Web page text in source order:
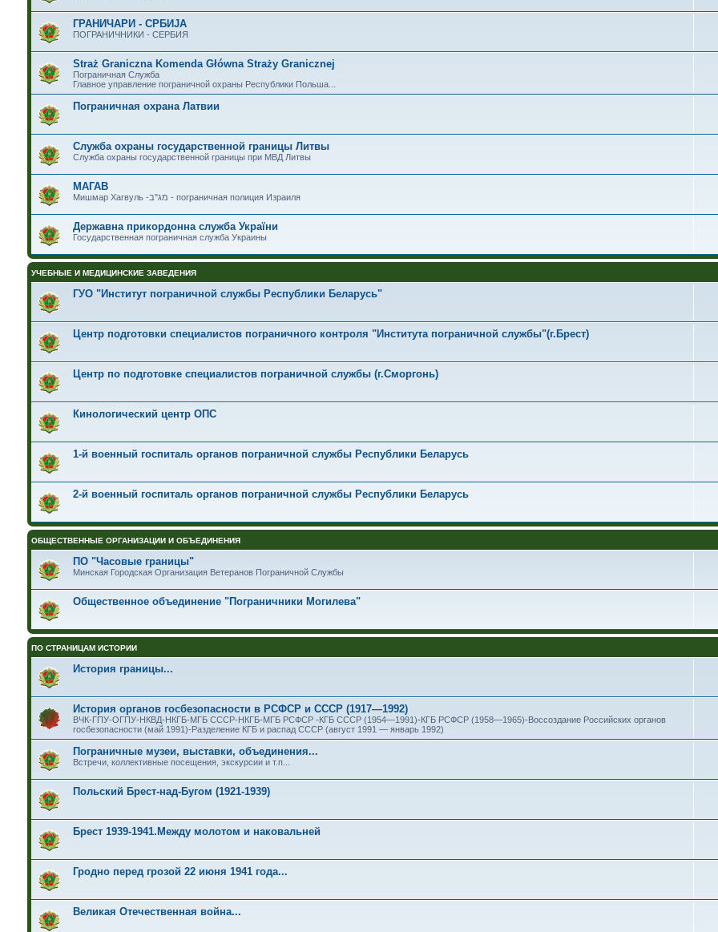
ГРАНИЧАРИ - СРБИЈА
ПОГРАНИЧНИКИ - СЕРБИЯ
Straż Graniczna Komenda Główna Straży Granicznej
Пограничная Служба
Главное управление пограничной охраны Республики Польша...
Пограничная охрана Латвии
Служба охраны государственной границы Литвы
Служба охраны государственной границы при МВД Литвы
МАГАВ
Мишмар Хагвуль -מג"ב - пограничная полиция Израиля
Державна прикордонна служба України
Государственная пограничная служба Украины
УЧЕБНЫЕ И МЕДИЦИНСКИЕ ЗАВЕДЕНИЯ
ГУО "Институт пограничной службы Республики Беларусь"
Центр подготовки специалистов пограничного контроля "Института пограничной службы"(г.Брест)
Центр по подготовке специалистов пограничной службы (г.Сморгонь)
Кинологический центр ОПС
1-й военный госпиталь органов пограничной службы Республики Беларусь
2-й военный госпиталь органов пограничной службы Республики Беларусь
ОБЩЕСТВЕННЫЕ ОРГАНИЗАЦИИ И ОБЪЕДИНЕНИЯ
ПО "Часовые границы"
Минская Городская Организация Ветеранов Пограничной Службы
Общественное объединение "Пограничники Могилева"
ПО СТРАНИЦАМ ИСТОРИИ
История границы...
История органов госбезопасности в РСФСР и СССР (1917—1992)
ВЧК-ГПУ-ОГПУ-НКВД-НКГБ-МГБ СССР-НКГБ-МГБ РСФСР -КГБ СССР (1954—1991)-КГБ РСФСР (1958—1965)-Воссоздание Российских органов
госбезопасности (май 1991)-Разделение КГБ и распад СССР (август 1991 — январь 1992)
Пограничные музеи, выставки, объединения...
Встречи, коллективные посещения, экскурсии и т.п...
Польский Брест-над-Бугом (1921-1939)
Брест 1939-1941.Между молотом и наковальней
Гродно перед грозой 22 июня 1941 года...
Великая Отечественная война...